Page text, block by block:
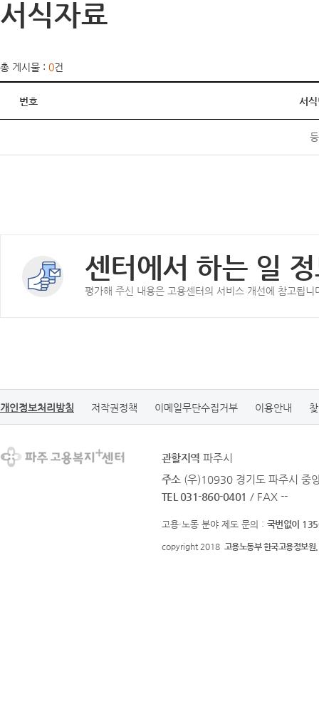
서식자료
총 게시물 : 0건
번호 서
센터에서 하는 일
평가해 주신 내용은 고용센터의 서비스 개선에 참고됩니
개인정보처리방침 저작권정책 이메일무단수집거부 이용안내
관할지역 파주시
주소 (우)10930 경기도 파주시 중
TEL 031-860-0401 / FAX --
고용·노동 분야 제도 문의 : 국번없이
copyright 2018 고용노동부 한국고용정보원.